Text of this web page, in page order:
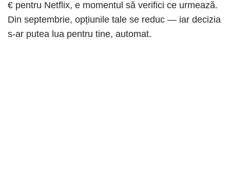
€ pentru Netflix, e momentul să verifici ce urmează.
Din septembrie, opțiunile tale se reduc — iar decizia
s-ar putea lua pentru tine, automat.